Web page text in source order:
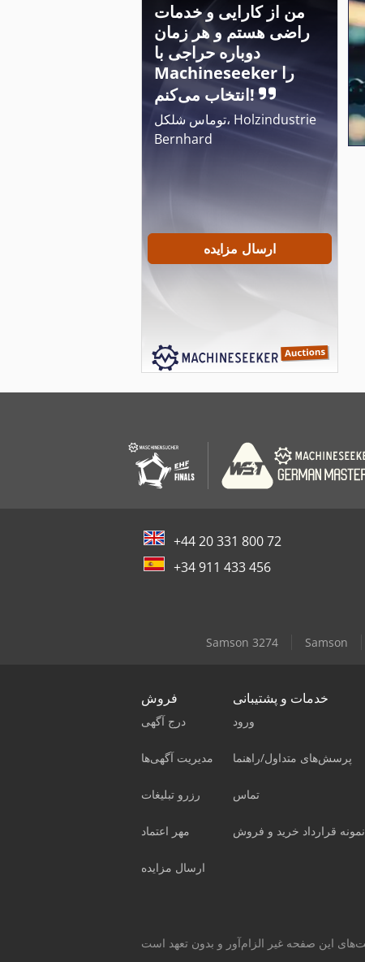
من از کارایی و خدمات
راضی هستم و هر زمان
دوباره حراجی با
Machineseeker را
انتخاب می‌کنم!
توماس شلکل، Holzindustrie
Bernhard
ارسال مزایده
+44 20 331 800 72
+34 911 433 456
Samson 3274 Samson
فروش
درج آگهی
مدیریت آگهی‌ها
رزرو تبلیغات
مهر اعتماد
ارسال مزایده
خدمات و پشتیبانی
ورود
پرسش‌های متداول/راهنما
تماس
نمونه قرارداد خرید و فروش